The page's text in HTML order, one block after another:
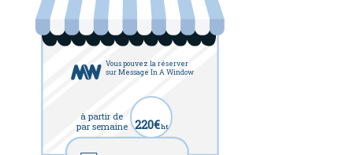
Vous pouvez la réserver
sur Message In A Window
à partir de
par semaine 220€ht